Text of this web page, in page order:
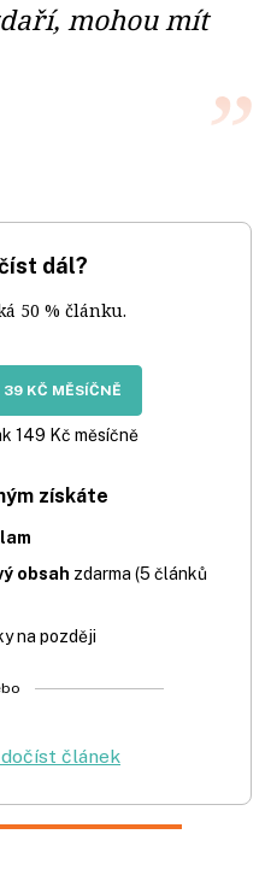
mohou mít
dál?
50 % článku.
KČ MĚSÍČNĚ
149 Kč měsíčně
získáte
obsah zdarma (5 článků
na později
článek